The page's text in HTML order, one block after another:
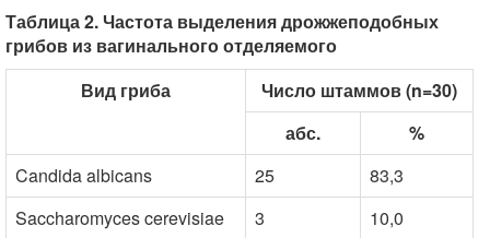
Таблица 2. Частота выделения дрожжеподобных
грибов из вагинального отделяемого
Вид гриба
Число штаммов (n=30)
абс.
%
Candida albicans
25
83,3
Saccharomyces cerevisiae
3
10,0